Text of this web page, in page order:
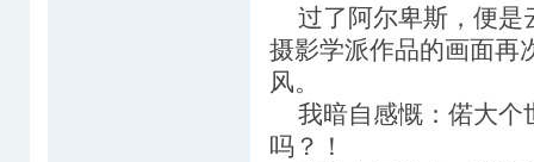
过了阿尔卑斯，便是
摄影学派作品的画面再
风。
我暗自感慨：偌大个
吗？！